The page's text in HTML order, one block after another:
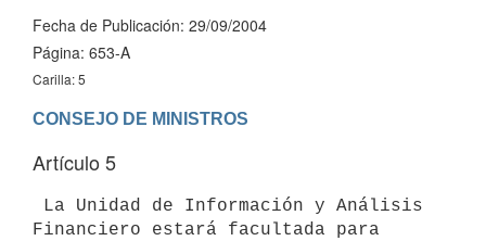
Fecha de Publicación: 29/09/2004
Página: 653-A
Carilla: 5
CONSEJO DE MINISTROS
Artículo 5
Financiero estará facultada para